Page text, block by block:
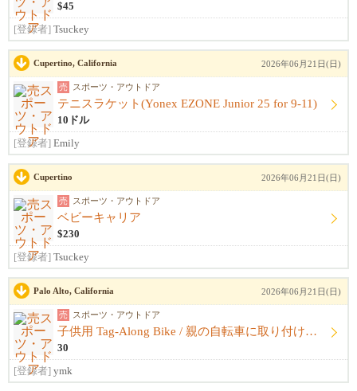
$45
[登録者] Tsuckey
Cupertino, California 2026年06月21日(日)
売 スポーツ・アウトドア
テニスラケット(Yonex EZONE Junior 25 for 9-11)
10ドル
[登録者] Emily
Cupertino 2026年06月21日(日)
売 スポーツ・アウトドア
ベビーキャリア
$230
[登録者] Tsuckey
Palo Alto, California 2026年06月21日(日)
売 スポーツ・アウトドア
子供用 Tag-Along Bike / 親の自転車に取り付ける補助自転車
30
[登録者] ymk